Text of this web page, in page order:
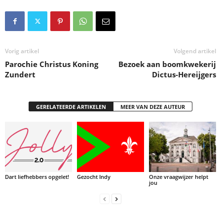
Vorig artikel
Parochie Christus Koning
Zundert
Volgend artikel
Bezoek aan boomkwekerij
Dictus-Hereijgers
GERELATEERDE ARTIKELEN MEER VAN DEZE AUTEUR
Dart liefhebbers opgelet! Gezocht Indy
Onze vraagwijzer helpt
jou